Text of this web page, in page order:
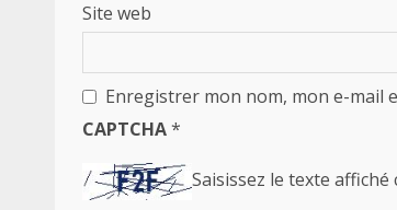
Site web
Enregistrer mon nom, mon e-mail
CAPTCHA*
Saisissez le texte affiché